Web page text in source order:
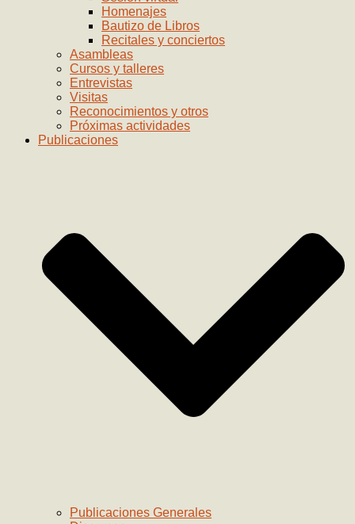
Homenajes
Bautizo de Libros
Recitales y conciertos
Asambleas
Cursos y talleres
Entrevistas
Visitas
Reconocimientos y otros
Próximas actividades
Publicaciones
Publicaciones Generales